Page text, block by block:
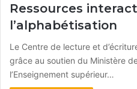
Ressources
l’alphabétisation
Le Centre de lecture et
grâce au soutien du Ministère
l’Enseignement supérieur…